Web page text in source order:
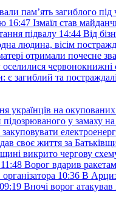
пам’ять загиблого
16:47 Ізмаїл став
підвалу 14:44 Від
людина, вісім
отримали почесне
червонокнижні
є загиблий та постраждалі
українців на
у замаху
своє життя за
викрито чергову
11:48 Ворог вдарив
10:36 В
09:19 Вночі ворог атакував